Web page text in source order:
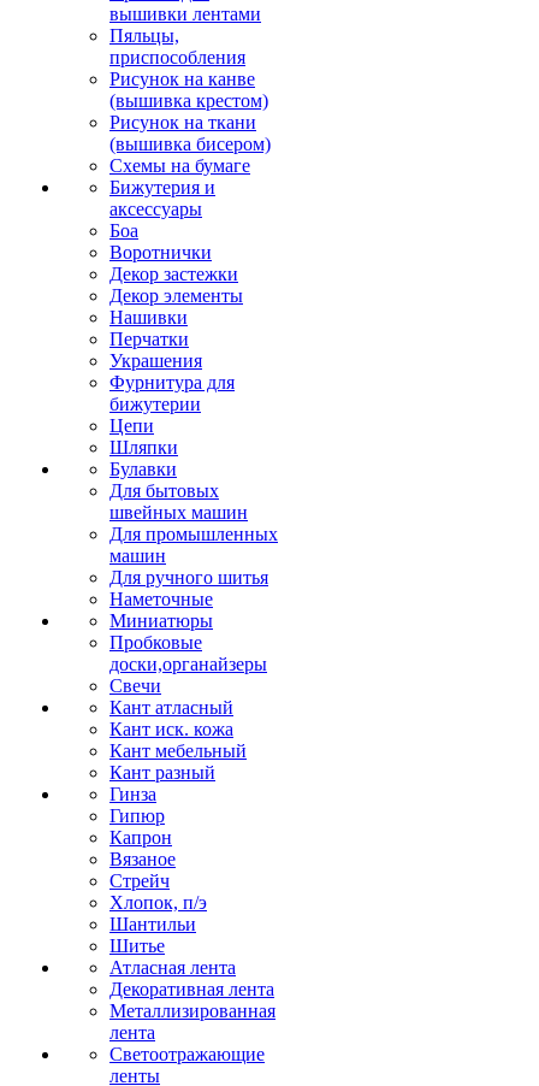
вышивки лентами
Пяльцы,
приспособления
Рисунок на канве
(вышивка крестом)
Рисунок на ткани
(вышивка бисером)
Схемы на бумаге
Бижутерия и
аксессуары
Боа
Воротнички
Декор застежки
Декор элементы
Нашивки
Перчатки
Украшения
Фурнитура для
бижутерии
Цепи
Шляпки
Булавки
Для бытовых
швейных машин
Для промышленных
машин
Для ручного шитья
Наметочные
Миниатюры
Пробковые
доски,органайзеры
Свечи
Кант атласный
Кант иск. кожа
Кант мебельный
Кант разный
Гинза
Гипюр
Капрон
Вязаное
Стрейч
Хлопок, п/э
Шантильи
Шитье
Атласная лента
Декоративная лента
Металлизированная
лента
Светоотражающие
ленты